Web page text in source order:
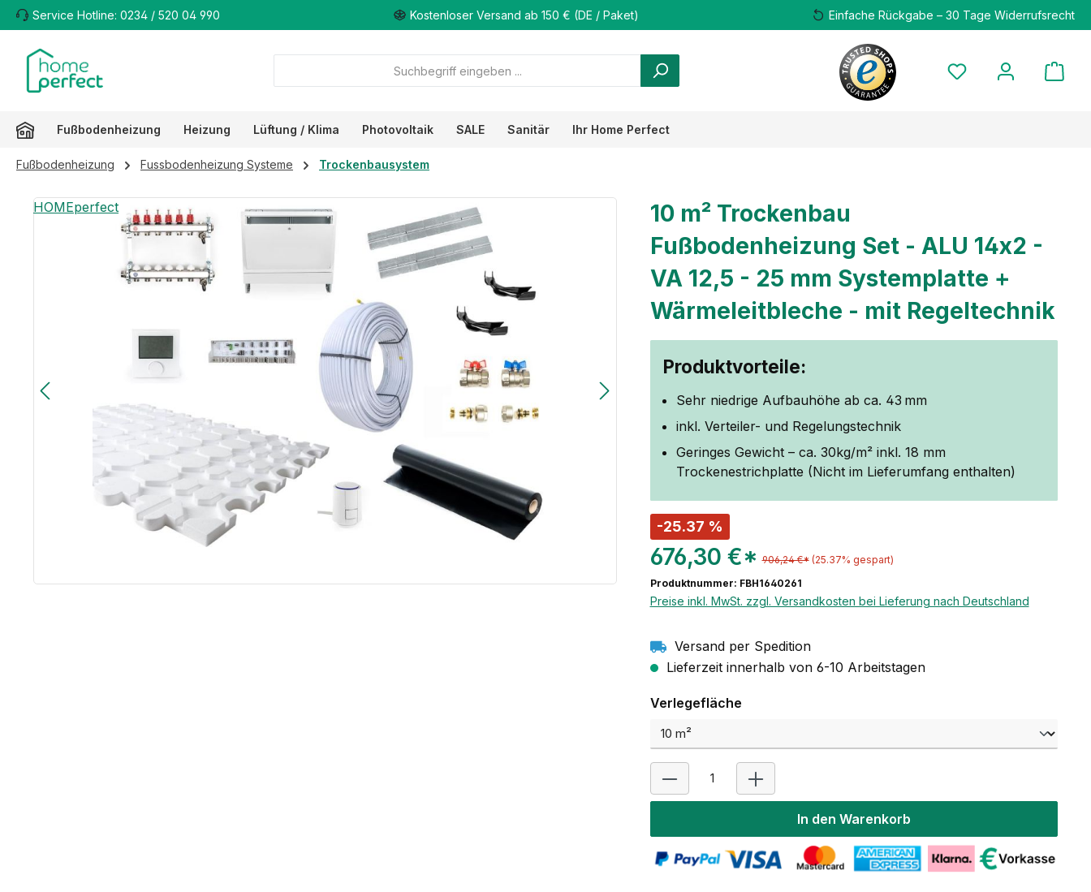
Hauptinhalt springen
Zur Suche springen
Zur Hauptnavigation springen
Service Hotline: 0234 / 520 04 990 Kostenloser Versand ab 150 € (DE / Paket) Einfache Rückgabe – 30 Tage Widerrufsrecht
Fußbodenheizung Heizung Lüftung / Klima Photovoltaik SALE Sanitär Ihr Home Perfect
Fußbodenheizung Fussbodenheizung Systeme Trockenbausystem
HOMEperfect
Bildergalerie überspringen
10 m² Trockenbau
Fußbodenheizung Set - ALU 14x2 -
VA 12,5 - 25 mm Systemplatte +
Wärmeleitbleche - mit Regeltechnik
Produktvorteile:
Sehr niedrige Aufbauhöhe ab ca. 43 mm
inkl. Verteiler- und Regelungstechnik
Geringes Gewicht – ca. 30kg/m² inkl. 18 mm
Trockenestrichplatte (Nicht im Lieferumfang enthalten)
-25.37 %
676,30 €* 906,24 €* (25.37% gespart)
Produktnummer: FBH1640261
Preise inkl. MwSt. zzgl. Versandkosten bei Lieferung nach Deutschland
Versand per Spedition
Lieferzeit innerhalb von 6-10 Arbeitstagen
Verlegeflächeauswählen
In den Warenkorb